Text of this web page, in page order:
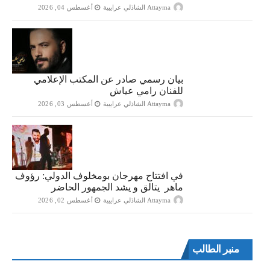
Attayma الشاذلي عرايبية أغسطس 04, 2026
بيان رسمي صادر عن المكتب الإعلامي
للفنان رامي عياش
Attayma الشاذلي عرايبية أغسطس 03, 2026
في افتتاح مهرجان بومخلوف الدولي: رؤوف
ماهر يتالق و يشد الجمهور الحاضر
Attayma الشاذلي عرايبية أغسطس 02, 2026
منبر الطالب